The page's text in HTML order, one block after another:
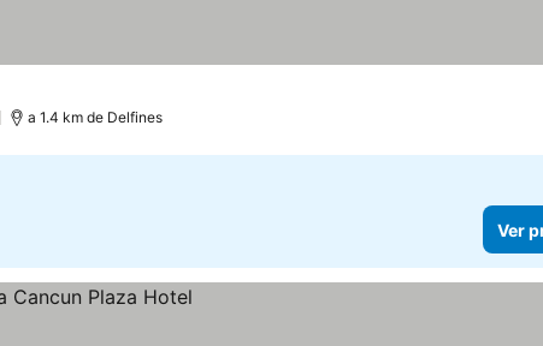
a 1.4 km de Delfines
Ver